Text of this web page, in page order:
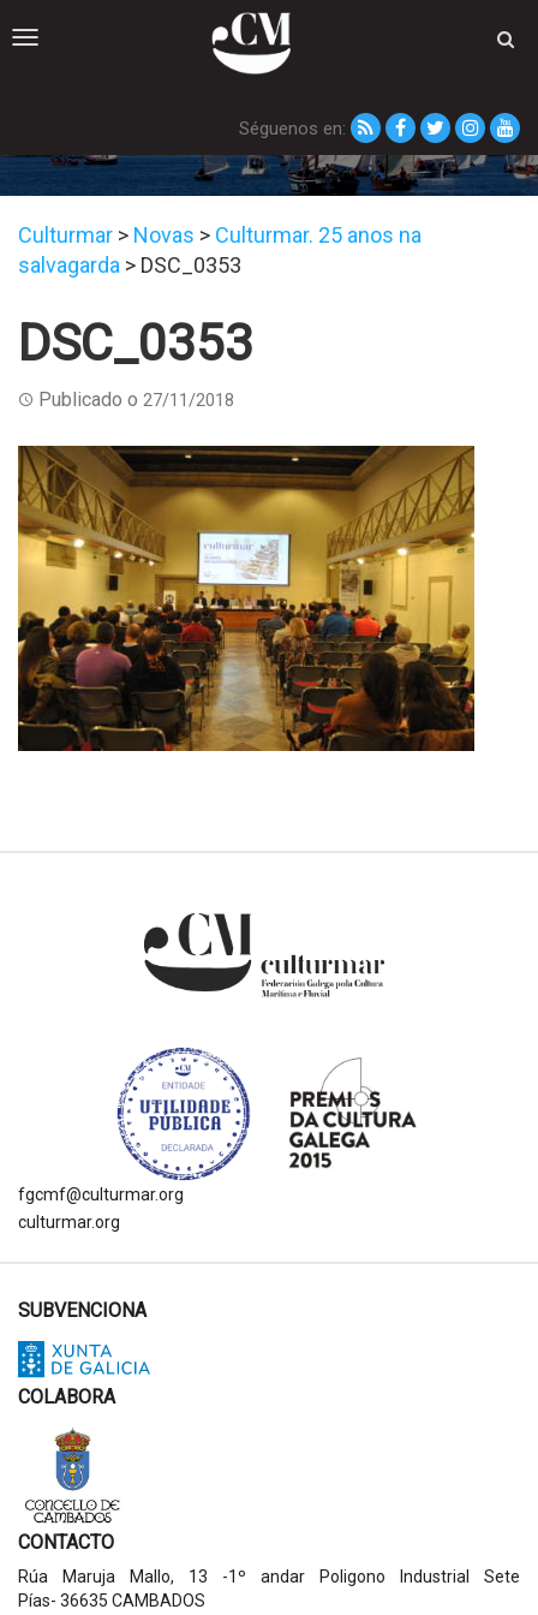
Toggle
Séguenos en:
DSC_0353
Culturmar > Novas > Culturmar. 25 anos na
salvagarda > DSC_0353
DSC_0353
Publicado o 27/11/2018
fgcmf@culturmar.org
culturmar.org
SUBVENCIONA
COLABORA
CONTACTO
Rúa Maruja Mallo, 13 -1º andar Poligono Industrial Sete
Pías- 36635 CAMBADOS